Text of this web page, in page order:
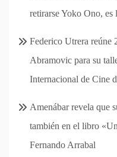
retirarse Yoko Ono, es
Federico Utrera reúne
Abramovic para su
Internacional de Cine
Amenábar revela que
también en el libro
Fernando Arrabal